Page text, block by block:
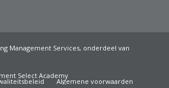
Management Services, onderdeel van
Select Academy
Algemene voorwaarden